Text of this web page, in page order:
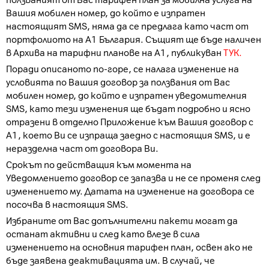
Вашия мобилен номер, до който е изпратен
настоящият SMS, няма да се предлага като част от
портфолиото на А1 България. Същият ще бъде наличен
в Архива на тарифни планове на А1, публикуван ТУК.
Поради описаното по-горе, се налага изменение на
условията по Вашия договор за ползвания от Вас
мобилен номер, до който е изпратен уведомителния
SMS, като тези изменения ще бъдат подробно и ясно
отразени в отделно Приложение към Вашия договор с
А1, което Ви се изпраща заедно с настоящия SMS, и е
неразделна част от договора Ви.
Срокът по действащия към момента на
Уведомлението договор се запазва и не се променя след
изменението му. Датата на изменение на договора се
посочва в настоящия SMS.
Избраните от Вас допълнителни пакети могат да
останат активни и след като влезе в сила
изменението на основния тарифен план, освен ако не
бъде заявена деактивацията им. В случай, че